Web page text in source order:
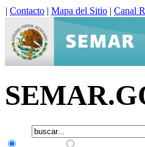
| Contacto | Mapa del Sitio | Canal